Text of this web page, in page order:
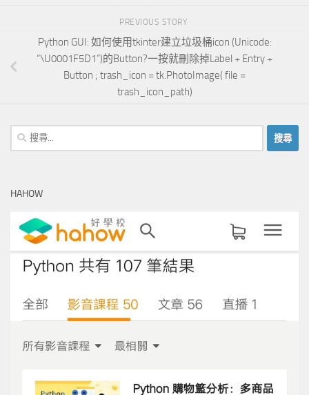
PREVIOUS STORY
Python GUI: 如何使用tkinter建立垃圾桶icon (Unicode:
“\U0001F5D1”)的Button?一按就刪除掉Label + Entry +
Button ; trash_icon = tk.PhotoImage( file =
trash_icon_path)
搜
尋
字:
HAHOW